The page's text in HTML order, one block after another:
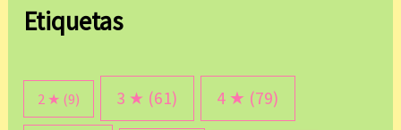
Etiquetas
2 ★ (9) 3 ★ (61) 4 ★ (79)